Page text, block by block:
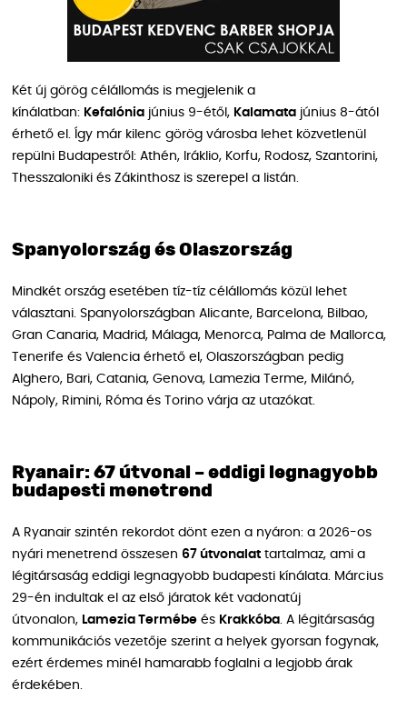
Két új görög célállomás is megjelenik a
kínálatban: Kefalónia június 9-étől, Kalamata június 8-ától
érhető el. Így már kilenc görög városba lehet közvetlenül
repülni Budapestről: Athén, Iráklio, Korfu, Rodosz, Szantorini,
Thesszaloniki és Zákinthosz is szerepel a listán.
Spanyolország és Olaszország
Mindkét ország esetében tíz-tíz célállomás közül lehet
választani. Spanyolországban Alicante, Barcelona, Bilbao,
Gran Canaria, Madrid, Málaga, Menorca, Palma de Mallorca,
Tenerife és Valencia érhető el, Olaszországban pedig
Alghero, Bari, Catania, Genova, Lamezia Terme, Milánó,
Nápoly, Rimini, Róma és Torino várja az utazókat.
Ryanair: 67 útvonal – eddigi legnagyobb
budapesti menetrend
A Ryanair szintén rekordot dönt ezen a nyáron: a 2026-os
nyári menetrend összesen 67 útvonalat tartalmaz, ami a
légitársaság eddigi legnagyobb budapesti kínálata. Március
29-én indultak el az első járatok két vadonatúj
útvonalon, Lamezia Termébe és Krakkóba . A légitársaság
kommunikációs vezetője szerint a helyek gyorsan fogynak,
ezért érdemes minél hamarabb foglalni a legjobb árak
érdekében.